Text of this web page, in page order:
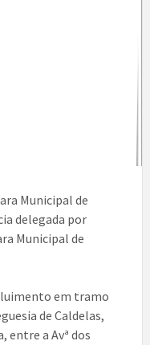
Municipal de
delegada por
Municipal de
em tramo
de Caldelas,
a Avª dos